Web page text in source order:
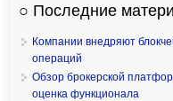
○ Последние
Компании внедряют
операций
Обзор брокерской
оценка функционала